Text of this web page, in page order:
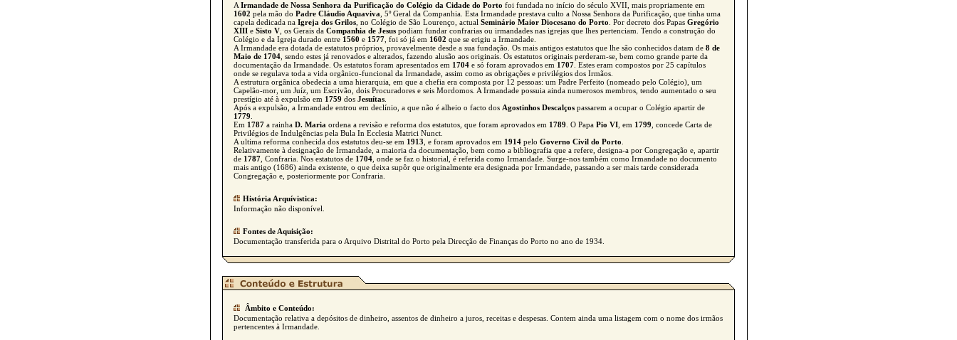
A Irmandade de Nossa Senhora da Purificação do Colégio da Cidade do Porto foi fundada no início do século XVII, mais propriamente em
1602 pela mão do Padre Cláudio Aquaviva , 5º Geral da Companhia. Esta Irmandade prestava culto a Nossa Senhora da Purificação, que tinha uma
capela dedicada na Igreja dos Grilos , no Colégio de São Lourenço, actual Seminário Maior Diocesano do Porto . Por decreto dos Papas Gregório
XIII e Sisto V , os Gerais da Companhia de Jesus podiam fundar confrarias ou irmandades nas igrejas que lhes pertenciam. Tendo a construção do
Colégio e da Igreja durado entre 1560 e 1577 , foi só já em 1602 que se erigiu a Irmandade.
A Irmandade era dotada de estatutos próprios, provavelmente desde a sua fundação. Os mais antigos estatutos que lhe são conhecidos datam de 8 de
Maio de 1704 , sendo estes já renovados e alterados, fazendo alusão aos originais. Os estatutos originais perderam-se, bem como grande parte da
documentação da Irmandade. Os estatutos foram apresentados em 1704 e só foram aprovados em 1707 . Estes eram compostos por 25 capítulos
onde se regulava toda a vida orgânico-funcional da Irmandade, assim como as obrigações e privilégios dos Irmãos.
A estrutura orgânica obedecia a uma hierarquia, em que a chefia era composta por 12 pessoas: um Padre Perfeito (nomeado pelo Colégio), um
Capelão-mor, um Juíz, um Escrivão, dois Procuradores e seis Mordomos. A Irmandade possuia ainda numerosos membros, tendo aumentado o seu
prestígio até à expulsão em 1759 dos Jesuítas
Após a expulsão, a Irmandade entrou em declínio, a que não é alheio o facto dos Agostinhos Descalços passarem a ocupar o Colégio apartir de
1779
Em 1787 a rainha D. Maria ordena a revisão e reforma dos estatutos, que foram aprovados em 1789 . O Papa Pio VI , em 1799 , concede Carta de
Privilégios de Indulgências pela Bula In Ecclesia Matrici Nunct.
A ultima reforma conhecida dos estatutos deu-se em 1913 , e foram aprovados em 1914 pelo Governo Civil do Porto
Relativamente à designação de Irmandade, a maioria da documentação, bem como a bibliografia que a refere, designa-a por Congregação e, apartir
de 1787 , Confraria. Nos estatutos de 1704 , onde se faz o historial, é referida como Irmandade. Surge-nos também como Irmandade no documento
mais antigo (1686) ainda existente, o que deixa supôr que originalmente era designada por Irmandade, passando a ser mais tarde considerada
Congregação e, posteriormente por Confraria.
História Arquívistica:
Informação não disponível.
Fontes de Aquisição:
Documentação transferida para o Arquivo Distrital do Porto pela Direcção de Finanças do Porto no ano de 1934.
Âmbito e Conteúdo:
Documentação relativa a depósitos de dinheiro, assentos de dinheiro a juros, receitas e despesas. Contem ainda uma listagem com o nome dos irmãos
pertencentes à Irmandade.